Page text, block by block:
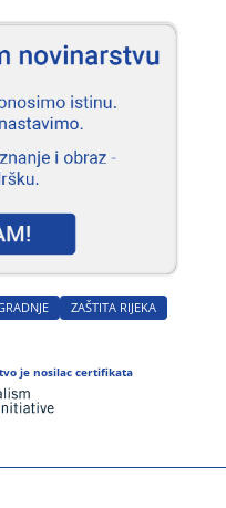
ZAŠTITA RIJEKA
je nosilac certifikata